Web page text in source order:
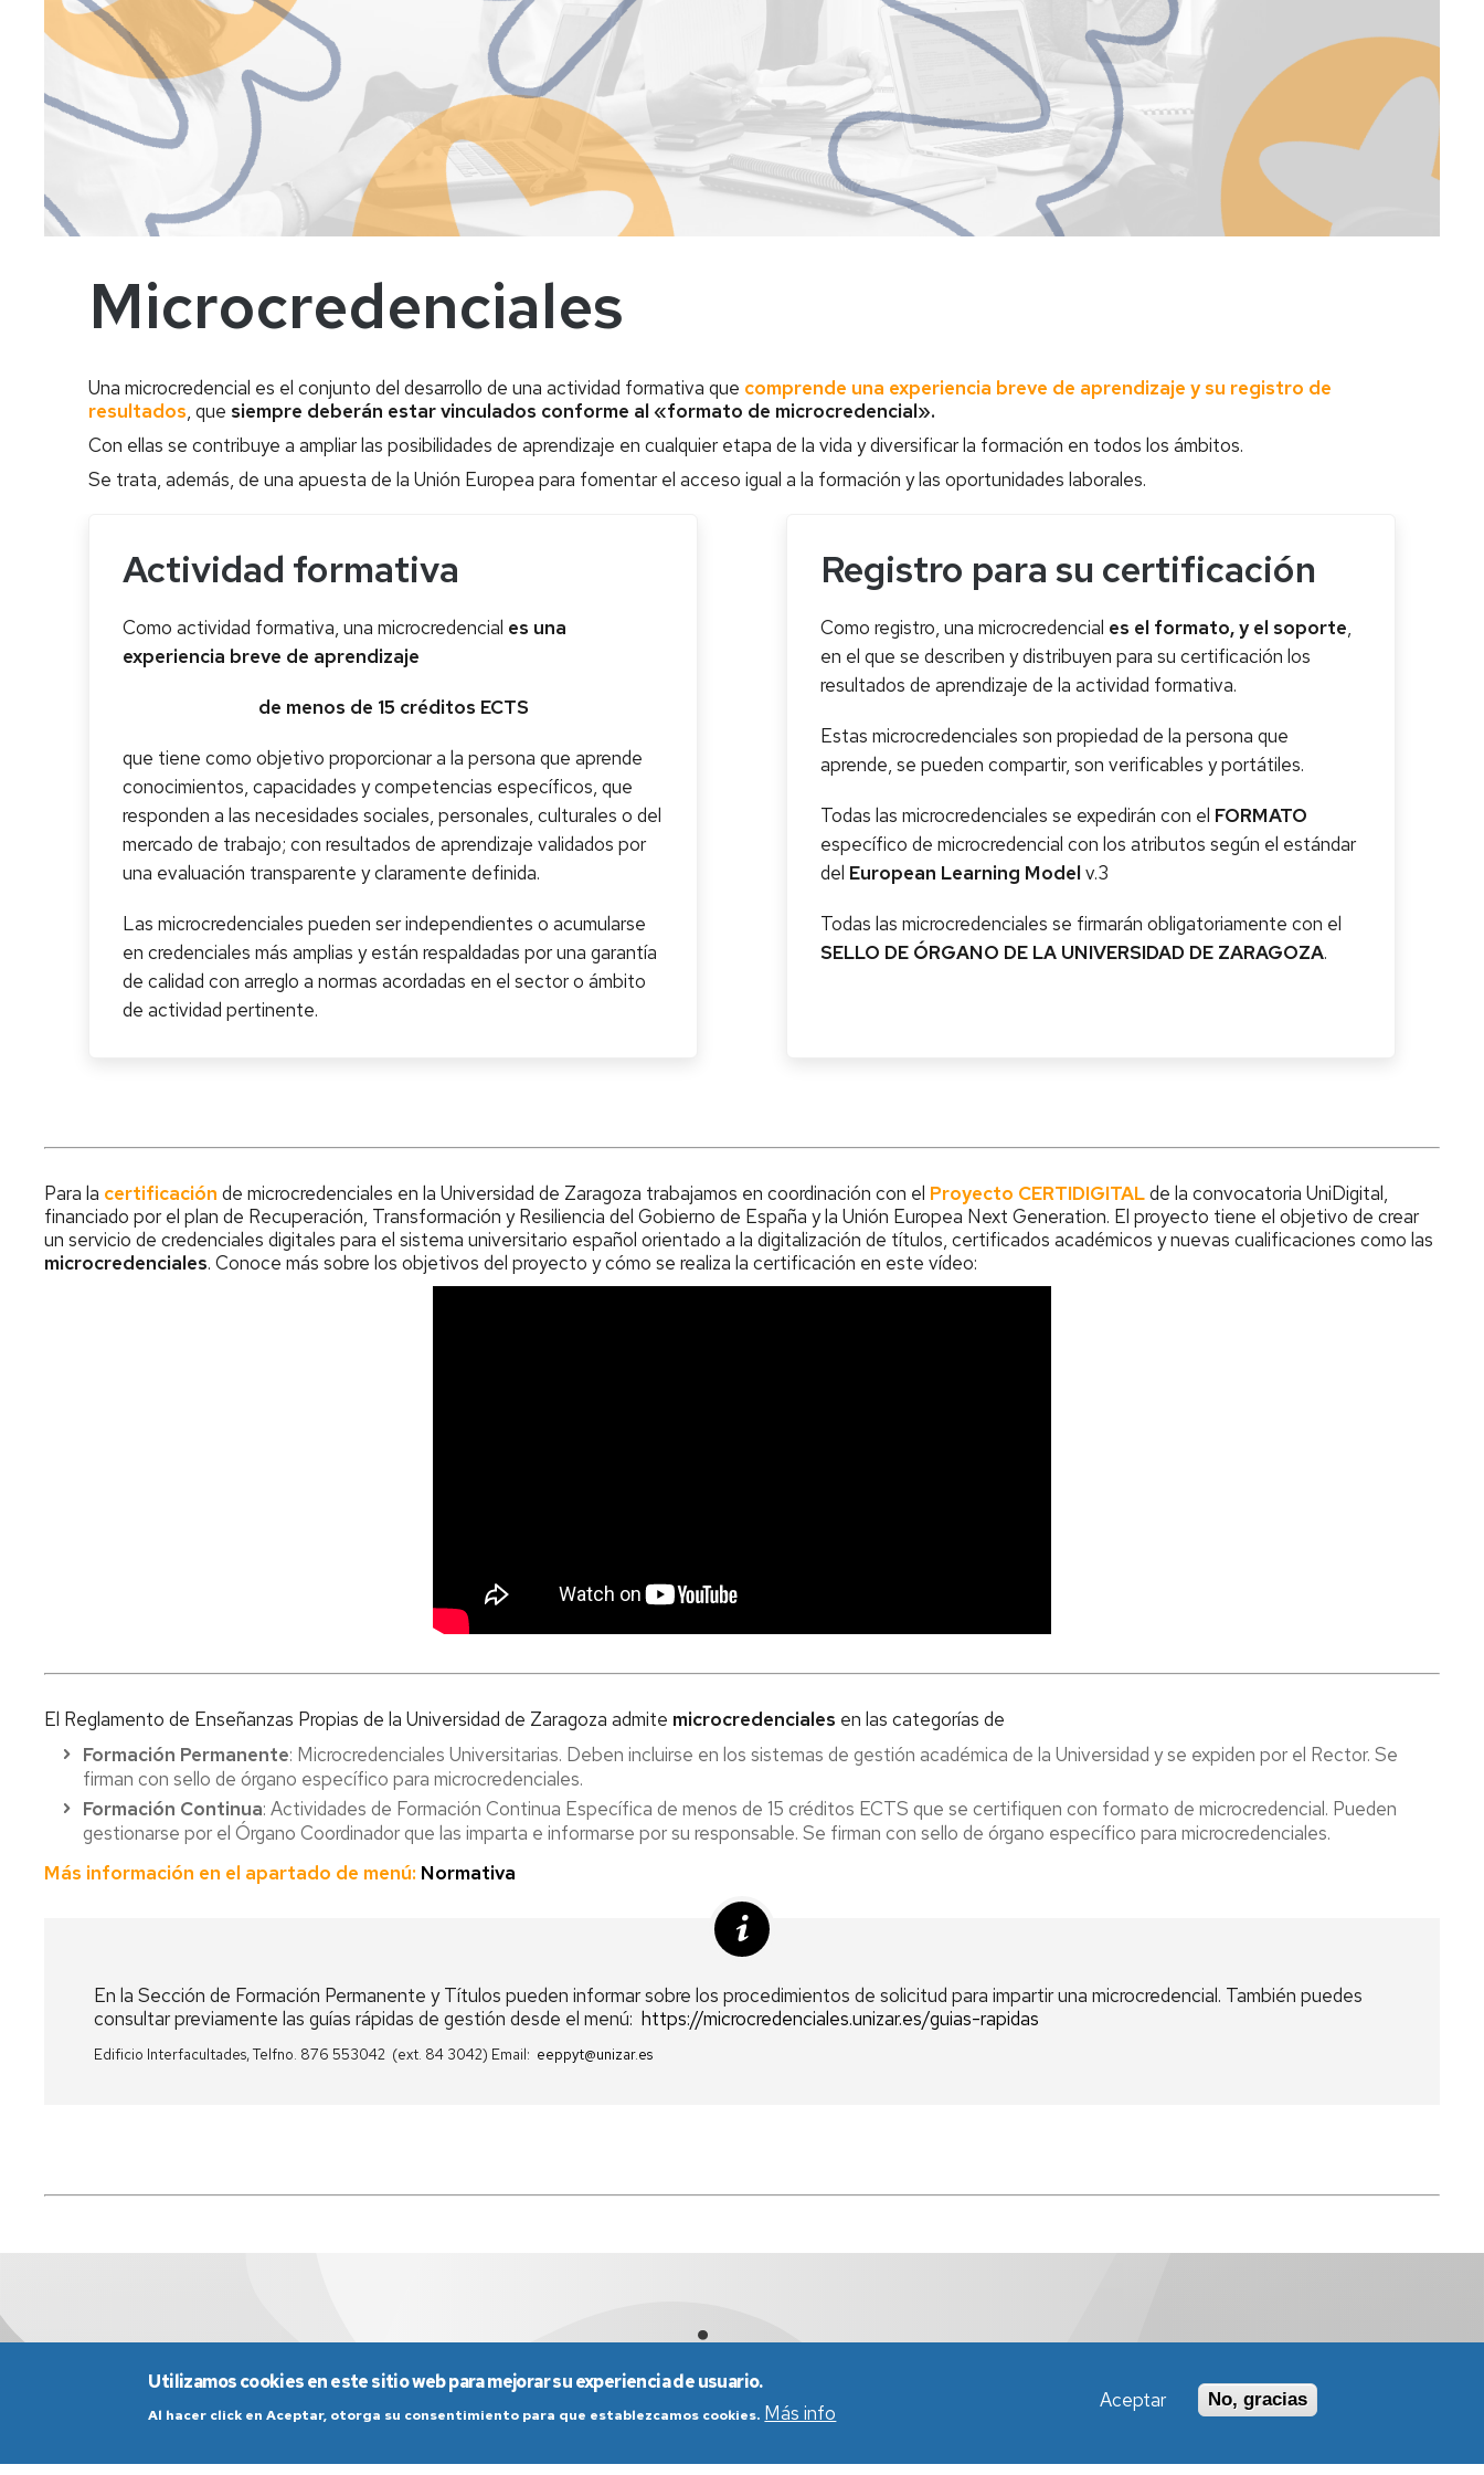
instalaciones
Cualificaciones
En
colaboración
Santander
2026
Microcredenciales
Una microcredencial es el conjunto del desarrollo de una actividad formativa que comprende una experiencia breve de aprendizaje y su registro de
resultados, que siempre deberán estar vinculados conforme al «formato de microcredencial».
Con ellas se contribuye a ampliar las posibilidades de aprendizaje en cualquier etapa de la vida y diversificar la formación en todos los ámbitos.
Se trata, además, de una apuesta de la Unión Europea para fomentar el acceso igual a la formación y las oportunidades laborales.
Actividad formativa
Como actividad formativa, una microcredencial es una
experiencia breve de aprendizaje
de menos de 15 créditos ECTS
que tiene como objetivo proporcionar a la persona que aprende
conocimientos, capacidades y competencias específicos, que
responden a las necesidades sociales, personales, culturales o del
mercado de trabajo; con resultados de aprendizaje validados por
una evaluación transparente y claramente definida.
Las microcredenciales pueden ser independientes o acumularse
en credenciales más amplias y están respaldadas por una garantía
de calidad con arreglo a normas acordadas en el sector o ámbito
de actividad pertinente.
Registro para su certificación
Como registro, una microcredencial es el formato, y el soporte,
en el que se describen y distribuyen para su certificación los
resultados de aprendizaje de la actividad formativa.
Estas microcredenciales son propiedad de la persona que
aprende, se pueden compartir, son verificables y portátiles.
Todas las microcredenciales se expedirán con el FORMATO
específico de microcredencial con los atributos según el estándar
del European Learning Model v.3
Todas las microcredenciales se firmarán obligatoriamente con el
SELLO DE ÓRGANO DE LA UNIVERSIDAD DE ZARAGOZA.
Para la certificación de microcredenciales en la Universidad de Zaragoza trabajamos en coordinación con el Proyecto CERTIDIGITALde la convocatoria UniDigital,
financiado por el plan de Recuperación, Transformación y Resiliencia del Gobierno de España y la Unión Europea Next Generation. El proyecto tiene el objetivo de crear
un servicio de credenciales digitales para el sistema universitario español orientado a la digitalización de títulos, certificados académicos y nuevas cualificaciones como las
microcredenciales. Conoce más sobre los objetivos del proyecto y cómo se realiza la certificación en este vídeo:
El Reglamento de Enseñanzas Propias de la Universidad de Zaragoza admite microcredenciales en las categorías de
Formación Permanente: Microcredenciales Universitarias. Deben incluirse en los sistemas de gestión académica de la Universidad y se expiden por el Rector. Se
firman con sello de órgano específico para microcredenciales.
Formación Continua: Actividades de Formación Continua Específica de menos de 15 créditos ECTS que se certifiquen con formato de microcredencial. Pueden
gestionarse por el Órgano Coordinador que las imparta e informarse por su responsable. Se firman con sello de órgano específico para microcredenciales.
Más información en el apartado de menú: Normativa
En la Sección de Formación Permanente y Títulos pueden informar sobre los procedimientos de solicitud para impartir una microcredencial. También puedes
consultar previamente las guías rápidas de gestión desde el menú: https://microcredenciales.unizar.es/guias-rapidas
Edificio Interfacultades, Telfno. 876 553042 (ext. 84 3042) Email: eeppyt@unizar.es
Aviso Legal Condiciones generales de uso Política de Privacidad Política de Cookies Política de Accesibilidad
Utilizamos cookies en este sitio web para mejorar su experiencia de usuario.
Al hacer click en Aceptar, otorga su consentimiento para que establezcamos cookies. Más info
Aceptar No, gracias